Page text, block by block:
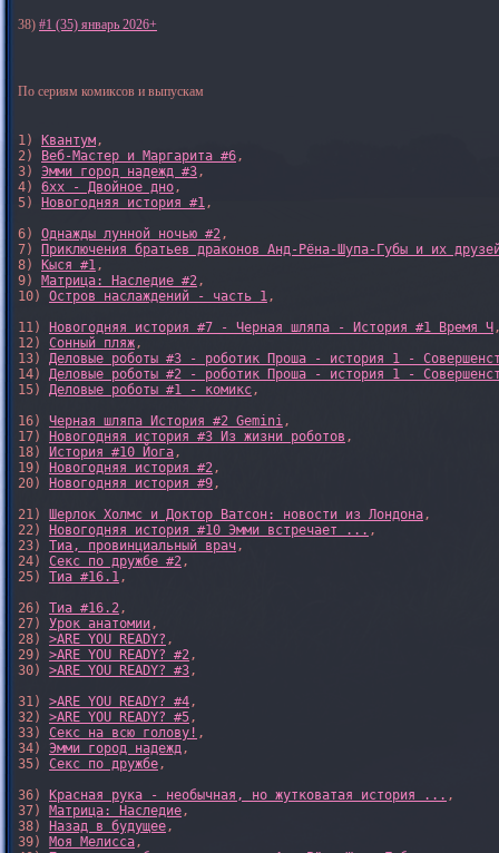
38) #1 (35) январь 2026+
По сериям комиксов и выпускам
1) Квантум ,
2) Веб-Мастер и Маргарита #6 ,
3) Эмми город надежд #3 ,
4) 6xx - Двойное дно ,
5) Новогодняя история #1 ,
6) Однажды лунной ночью #2 ,
7) Приключения братьев драконов Анд-Рёна-Шупа-Губы и их
8) Кыся #1 ,
9) Матрица: Наследие #2 ,
10) Остров наслаждений - часть 1 ,
11) Новогодняя история #7 - Черная шляпа - История #1 Время Ч
12) Сонный пляж ,
13) Деловые роботы #3 - роботик Проша - история 1 -
14) Деловые роботы #2 - роботик Проша - история 1 -
15) Деловые роботы #1 - комикс ,
16) Черная шляпа История #2 Gemini ,
17) Новогодняя история #3 Из жизни роботов ,
18) История #10 Йога ,
19) Новогодняя история #2 ,
20) Новогодняя история #9 ,
21) Шерлок Холмс и Доктор Ватсон: новости из Лондона ,
22) Новогодняя история #10 Эмми встречает ... ,
23) Тиа, провинциальный врач ,
24) Секс по дружбе #2 ,
25) Тиа #16.1 ,
26) Тиа #16.2 ,
27) Урок анатомии ,
28) >ARE YOU READY? ,
29) >ARE YOU READY? #2 ,
30) >ARE YOU READY? #3 ,
31) >ARE YOU READY? #4 ,
32) >ARE YOU READY? #5 ,
33) Секс на всю голову! ,
34) Эмми город надежд ,
35) Секс по дружбе ,
36) Красная рука - необычная, но жутковатая история ... ,
37) Матрица: Наследие ,
38) Назад в будущее ,
39) Моя Мелисса ,